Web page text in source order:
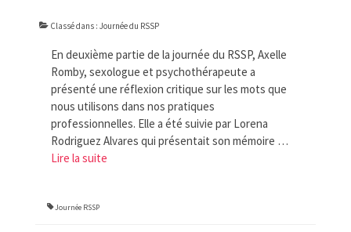
Classé dans : Journée du RSSP
En deuxième partie de la journée du RSSP, Axelle
Romby, sexologue et psychothérapeute a
présenté une réflexion critique sur les mots que
nous utilisons dans nos pratiques
professionnelles. Elle a été suivie par Lorena
Rodriguez Alvares qui présentait son mémoire …
Lire la suite­­
Journée RSSP